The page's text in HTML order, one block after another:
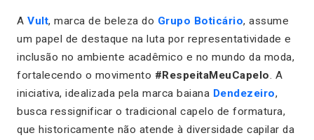
A Vult, marca de beleza do Grupo Boticário, assume
um papel de destaque na luta por representatividade e
inclusão no ambiente acadêmico e no mundo da moda,
fortalecendo o movimento #RespeitaMeuCapelo. A
iniciativa, idealizada pela marca baiana Dendezeiro,
busca ressignificar o tradicional capelo de formatura,
que historicamente não atende à diversidade capilar da